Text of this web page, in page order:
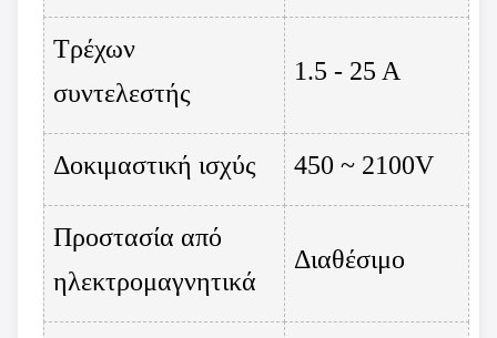
Τρέχων
συντελεστής
1.5 - 25 Α
Δοκιμαστική ισχύς 450 ~ 2100V
Προστασία από
ηλεκτρομαγνητικά
Διαθέσιμο